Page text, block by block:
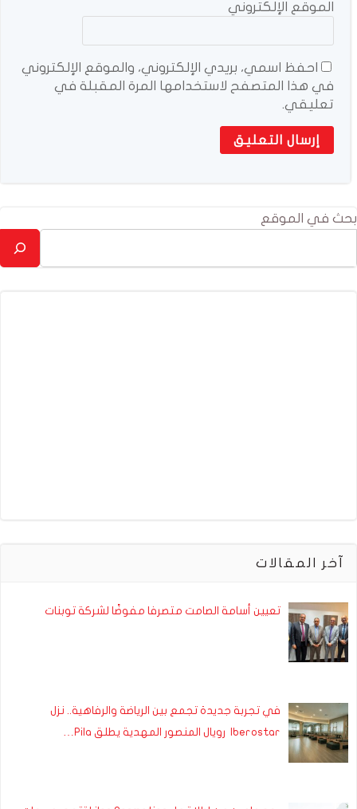
الموقع الإلكتروني
احفظ اسمي، بريدي الإلكتروني، والموقع الإلكتروني
في هذا المتصفح لاستخدامها المرة المقبلة في
تعليقي.
بحث في الموقع
آخر المقالات
تعيين أسامة الصامت متصرفا مفوضًا لشركة توبنات
في تجربة جديدة تجمع بين الرياضة والرفاهية.. نزل
Iberostar رويال المنصور المهدية يطلق Pila…